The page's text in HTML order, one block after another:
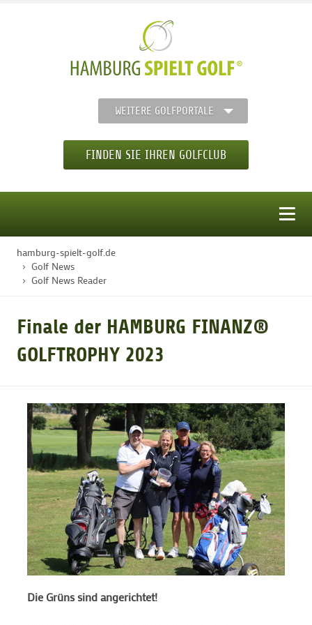
WEITERE GOLFPORTALE
FINDEN SIE IHREN GOLFCLUB
STARTSEITE
GOLFTURNIERE
MITGLIEDSCHAFT
GOLF NEWS
GOLFEINSTEIGER
GOLFHOTELS
hamburg-spielt-golf.de
Golf News
Golf News Reader
Finale der HAMBURG FINANZ®
GOLFTROPHY 2023
Die Grüns sind angerichtet!